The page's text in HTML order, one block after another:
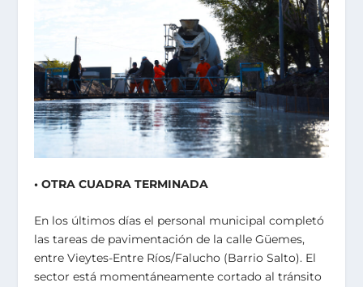
• OTRA CUADRA TERMINADA
En los últimos días el personal municipal completó
las tareas de pavimentación de la calle Güemes,
entre Vieytes-Entre Ríos/Falucho (Barrio Salto). El
sector está momentáneamente cortado al tránsito